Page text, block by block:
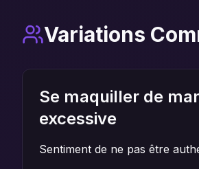
Variations
Se maquiller de
excessive
Sentiment de ne pas être